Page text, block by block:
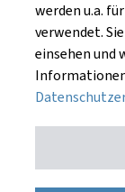
Kaack
Am Markt 8
49661
werden u.a.
verwendet.
einsehen und